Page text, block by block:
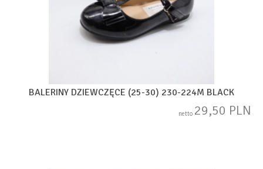
BALERINY DZIEWCZĘCE (25-30) 230-224M BLACK
netto 29,50 PLN